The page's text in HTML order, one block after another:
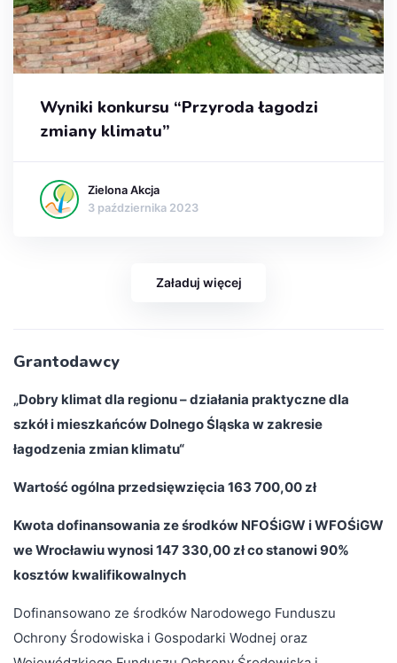
Wyniki konkursu “Przyroda łagodzi
zmiany klimatu”
Zielona Akcja
3 października 2023
Załaduj więcej
Grantodawcy
„Dobry klimat dla regionu – działania praktyczne dla
szkół i mieszkańców Dolnego Śląska w zakresie
łagodzenia zmian klimatu“
Wartość ogólna przedsięwzięcia 163 700,00 zł
Kwota dofinansowania ze środków NFOŚiGW i WFOŚiGW
we Wrocławiu wynosi 147 330,00 zł co stanowi 90%
kosztów kwalifikowalnych
Dofinansowano ze środków Narodowego Funduszu
Ochrony Środowiska i Gospodarki Wodnej oraz